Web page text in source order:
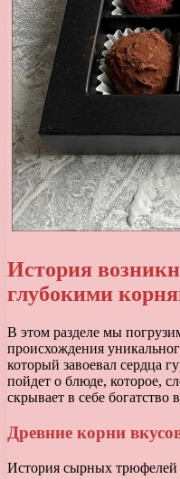
История
глубокими
В этом разделе мы
происхождения
который завоевал сердца
пойдет о блюде, которое,
скрывает в себе богатство
Древние корни
История сырных